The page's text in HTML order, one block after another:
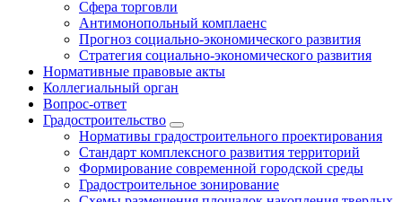
Сфера торговли
Антимонопольный комплаенс
Прогноз социально-экономического развития
Стратегия социально-экономического развития
Нормативные правовые акты
Коллегиальный орган
Вопрос-ответ
Градостроительство
Нормативы градостроительного проектирования
Стандарт комплексного развития территорий
Формирование современной городской среды
Градостроительное зонирование